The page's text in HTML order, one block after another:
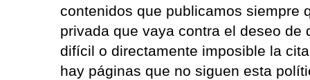
contenidos que publicamos siempre
privada que vaya contra el deseo
difícil o directamente imposible la
hay páginas que no siguen esta